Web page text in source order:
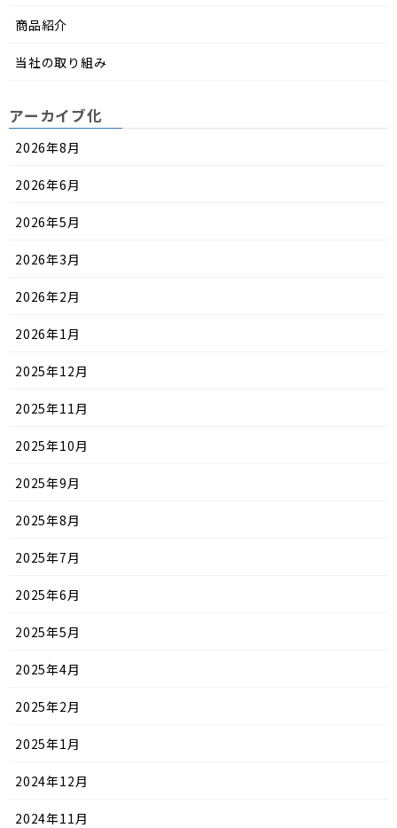
商品紹介
当社の取り組み
アーカイブ化
2026年8月
2026年6月
2026年5月
2026年3月
2026年2月
2026年1月
2025年12月
2025年11月
2025年10月
2025年9月
2025年8月
2025年7月
2025年6月
2025年5月
2025年4月
2025年2月
2025年1月
2024年12月
2024年11月